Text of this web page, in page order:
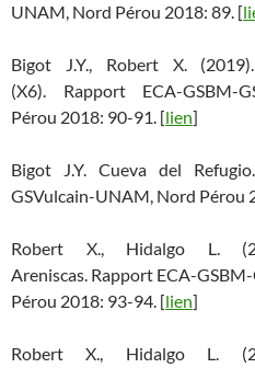
UNAM, Nord Pérou 2018: 89. [
Bigot J.Y., Robert X.
(X6). Rapport ECA-GSBM-
Pérou 2018: 90-91. [lien]
Bigot J.Y. Cueva del
GSVulcain-UNAM, Nord Pérou
Robert X., Hidalgo L.
Areniscas. Rapport ECA-
Pérou 2018: 93-94. [lien]
Robert X., Hidalgo L.